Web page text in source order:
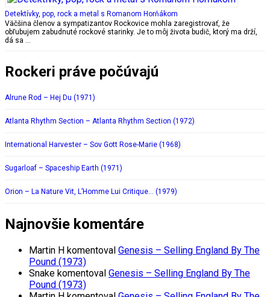
Detektívky, pop, rock a metal s Romanom Horňákom
Väčšina členov a sympatizantov Rockovice mohla zaregistrovať, že
obľubujem zabudnuté rockové starinky. Je to môj života budič, ktorý ma drží,
dá sa …
Rockeri práve počúvajú
Alrune Rod – Hej Du (1971)
Atlanta Rhythm Section – Atlanta Rhythm Section (1972)
International Harvester – Sov Gott Rose-Marie (1968)
Sugarloaf – Spaceship Earth (1971)
Orion – La Nature Vit, L’Homme Lui Critique… (1979)
Najnovšie komentáre
Martin H komentoval Genesis – Selling England By The
Pound (1973)
Snake komentoval Genesis – Selling England By The
Pound (1973)